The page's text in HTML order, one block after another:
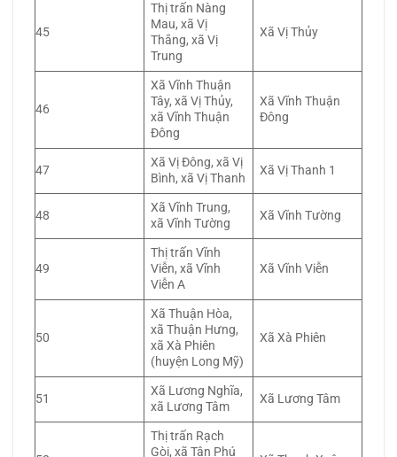
45
Thị trấn Nàng
Mau, xã Vị
Thắng, xã Vị
Trung
Xã Vị Thủy
46
Xã Vĩnh Thuận
Tây, xã Vị Thủy,
xã Vĩnh Thuận
Đông
Xã Vĩnh Thuận
Đông
47
Xã Vị Đông, xã Vị
Bình, xã Vị Thanh
Xã Vị Thanh 1
48
Xã Vĩnh Trung,
xã Vĩnh Tường
Xã Vĩnh Tường
49
Thị trấn Vĩnh
Viễn, xã Vĩnh
Viễn A
Xã Vĩnh Viễn
50
Xã Thuận Hòa,
xã Thuận Hưng,
xã Xà Phiên
(huyện Long Mỹ)
Xã Xà Phiên
51
Xã Lương Nghĩa,
xã Lương Tâm
Xã Lương Tâm
Thị trấn Rạch
Gòi, xã Tân Phú